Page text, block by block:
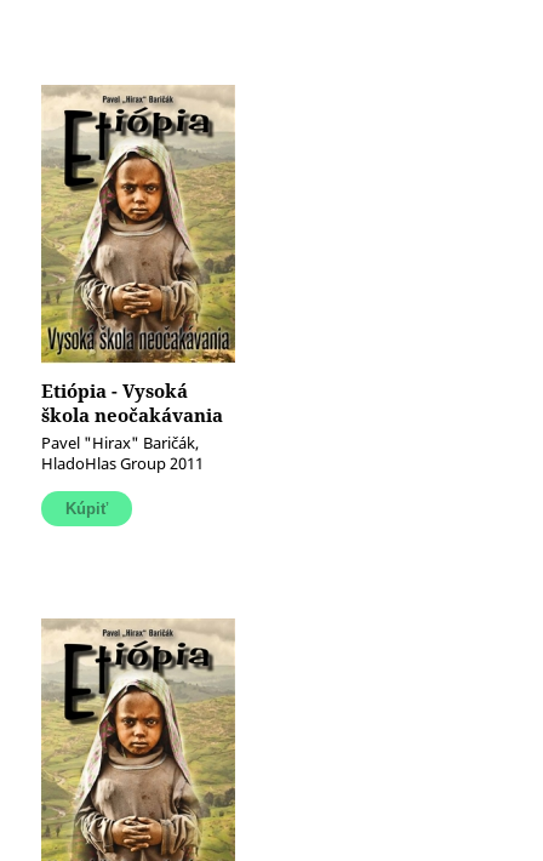
Etiópia - Vysoká
škola neočakávania
(e-kniha)
Pavel "Hirax" Baričák,
HladoHlas Group 2011